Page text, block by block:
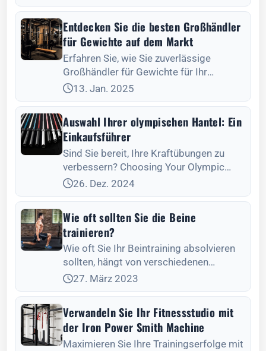
Entdecken Sie die besten Großhändler
für Gewichte auf dem Markt
Erfahren Sie, wie Sie zuverlässige
Großhändler für Gewichte für Ihr
Fitnessunternehmen finden. Leadman
Fitness bietet hochwertige, individuell
Lieferkette zu optimieren.
13. Jan. 2025
Auswahl Ihrer olympischen Hantel: Ein
Einkaufsführer
Sind Sie bereit, Ihre Kraftübungen zu
verbessern? Choosing Your Olympic
Barbell: A Buyer's Guide hilft Ihnen, die
beste Langhantel für Ihre Kraftziele zu
26. Dez. 2024
Wie oft sollten Sie die Beine
trainieren?
Wie oft Sie Ihr Beintraining absolvieren
sollten, hängt von verschiedenen
Faktoren ab, wie etwa Ihren sportlichen
Zielen, Ihrer Trainingserfahrung und Ihrer
27. März 2023
Verwandeln Sie Ihr Fitnessstudio mit
der Iron Power Smith Machine
Maximieren Sie Ihre Trainingserfolge mit